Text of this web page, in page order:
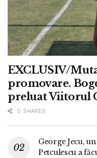
EXCLUSIV/
promovare.
preluat Viitorul
0 SHARES
George Jecu,
Petculescu a